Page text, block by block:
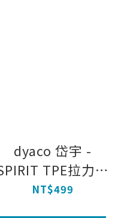
dyaco 岱宇 -
TPE拉力繩
10x175cm(2入組)
NT$499